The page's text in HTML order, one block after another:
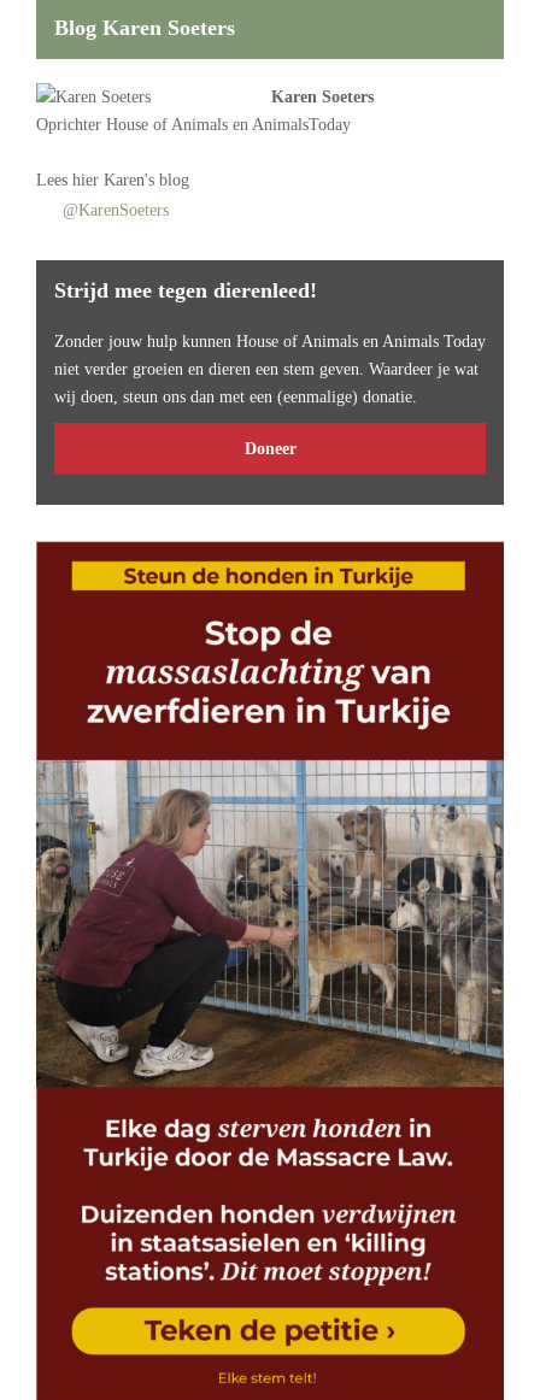
Blog Karen Soeters
Karen Soeters
Oprichter House of Animals en AnimalsToday
Lees hier Karen's blog
@KarenSoeters
Strijd mee tegen dierenleed!
Zonder jouw hulp kunnen House of Animals en Animals Today
niet verder groeien en dieren een stem geven. Waardeer je wat
wij doen, steun ons dan met een (eenmalige) donatie.
Doneer